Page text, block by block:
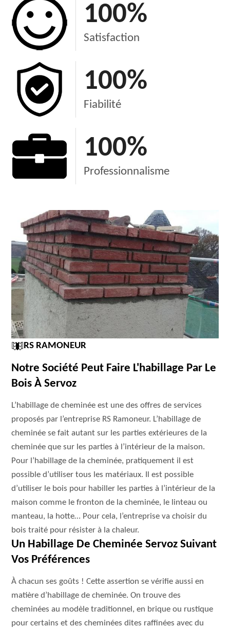
100%
Satisfaction
100%
Fiabilité
100%
Professionnalisme
RS RAMONEUR
Notre Société Peut Faire L'habillage Par Le
Bois À Servoz
L’habillage de cheminée est une des offres de services
proposés par l’entreprise RS Ramoneur. L’habillage de
cheminée se fait autant sur les parties extérieures de la
cheminée que sur les parties à l’intérieur de la maison.
Pour l’habillage de la cheminée, pratiquement il est
possible d’utiliser tous les matériaux. Il est possible
d’utiliser le bois pour habiller les parties à l’intérieur de la
maison comme le fronton de la cheminée, le linteau ou
manteau, la hotte… Pour cela, l’entreprise va choisir du
bois traité pour résister à la chaleur.
Un Habillage De Cheminée Servoz Suivant
Vos Préférences
À chacun ses goûts ! Cette assertion se vérifie aussi en
matière d’habillage de cheminée. On trouve des
cheminées au modèle traditionnel, en brique ou rustique
pour certains et des cheminées dites raffinées avec du